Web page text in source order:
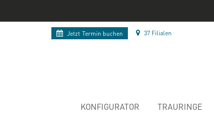
Jetzt Termin buchen 37 Filialen
KONFIGURATOR TRAURINGE